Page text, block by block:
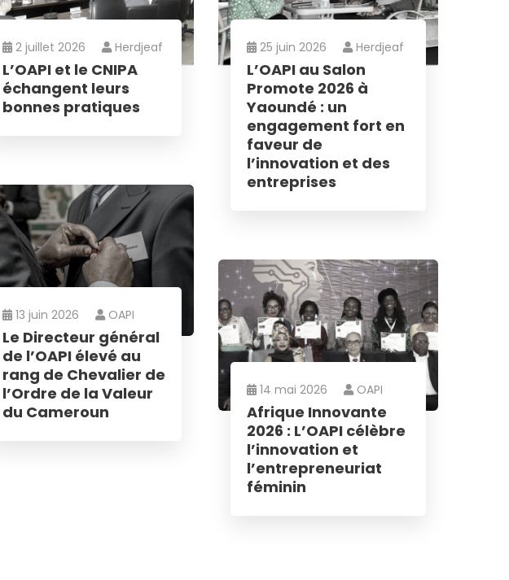
2 juillet 2026 Herdjeaf
L’OAPI et le CNIPA
échangent leurs
bonnes pratiques
25 juin 2026 Herdjeaf
L’OAPI au Salon
Promote 2026 à
Yaoundé : un
engagement fort en
faveur de
l’innovation et des
entreprises
13 juin 2026 OAPI
Le Directeur général
de l’OAPI élevé au
rang de Chevalier de
l’Ordre de la Valeur
du Cameroun
14 mai 2026 OAPI
Afrique Innovante
2026 : L’OAPI célèbre
l’innovation et
l’entrepreneuriat
féminin